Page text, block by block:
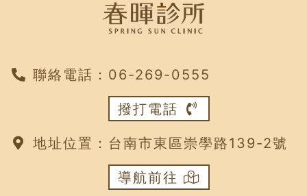
聯絡電話： ‭06-269-0555
撥打電話
地址位置： 台南市東區崇學路139-2號
導航前往